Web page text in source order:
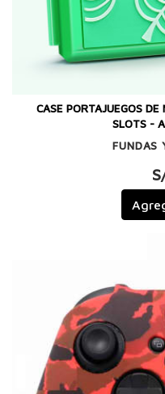
CASE PORTAJUEGOS
SLOTS -
FUNDAS